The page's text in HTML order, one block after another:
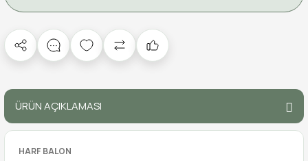
ÜRÜN AÇIKLAMASI
HARF BALON